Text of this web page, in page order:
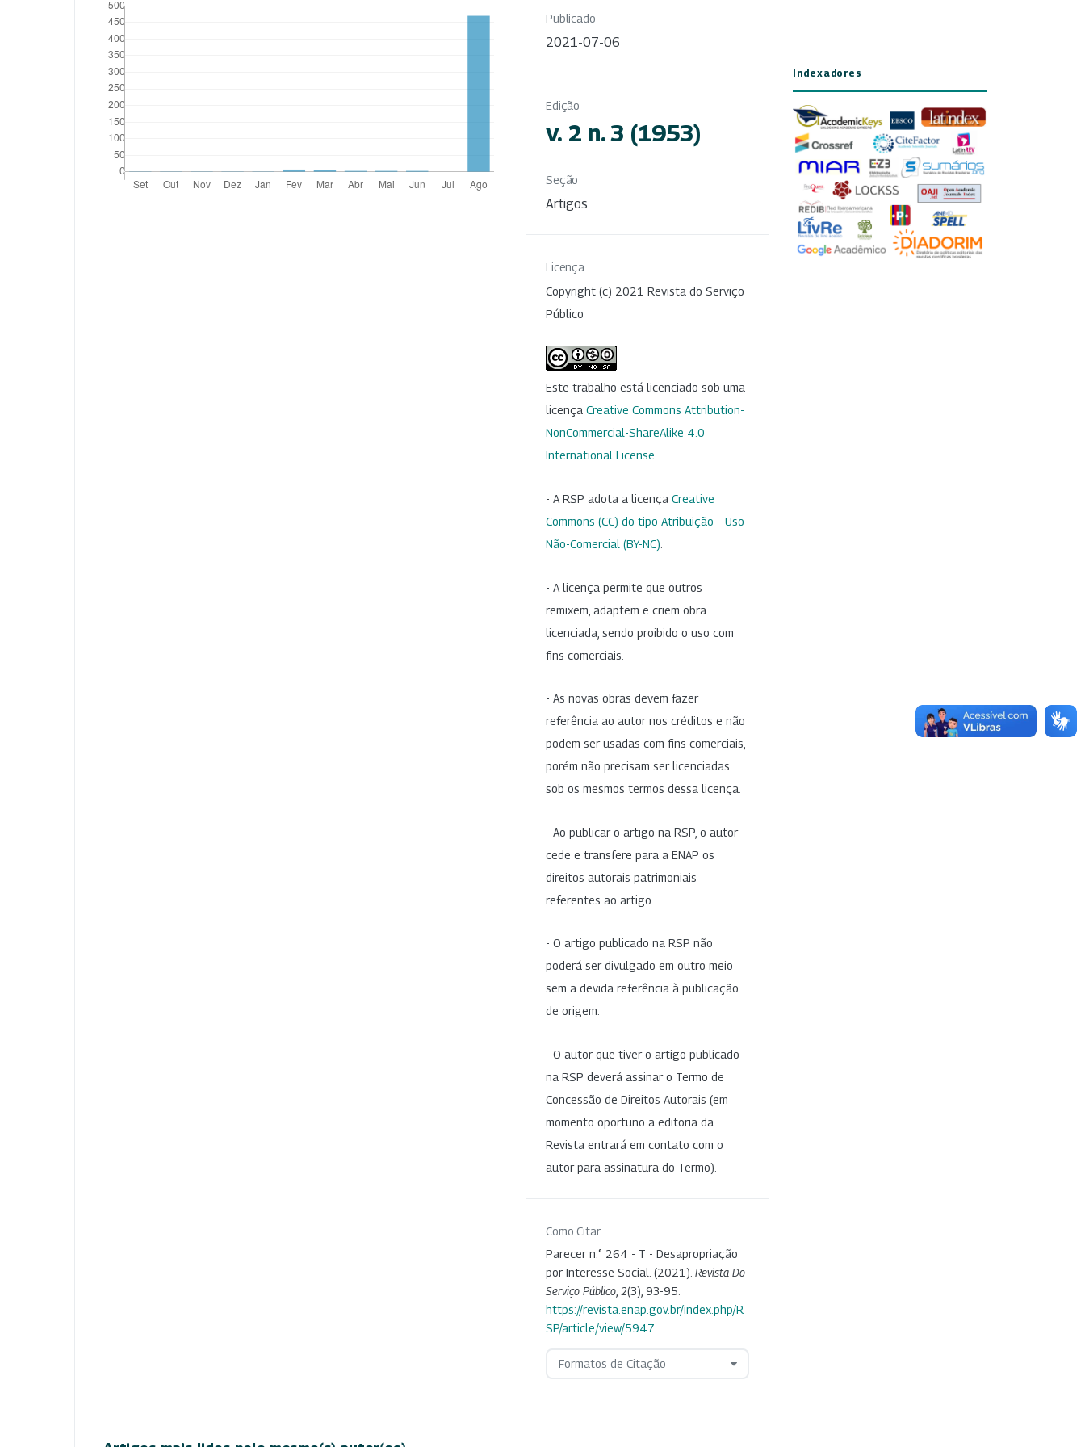
Publicado
2021-07-06
Edição
v. 2 n. 3 (1953)
Seção
Artigos
Licença
Copyright (c) 2021 Revista do Serviço
Público
Este trabalho está licenciado sob uma
licença Creative Commons Attribution-
NonCommercial-ShareAlike 4.0
International License
- A RSP adota a licença Creative
Commons (CC) do tipo Atribuição – Uso
Não-Comercial (BY-NC)
- A licença permite que outros
remixem, adaptem e criem obra
licenciada, sendo proibido o uso com
fins comerciais.
- As novas obras devem fazer
referência ao autor nos créditos e não
podem ser usadas com fins comerciais,
porém não precisam ser licenciadas
sob os mesmos termos dessa licença.
- Ao publicar o artigo na RSP, o autor
cede e transfere para a ENAP os
direitos autorais patrimoniais
referentes ao artigo.
- O artigo publicado na RSP não
poderá ser divulgado em outro meio
sem a devida referência à publicação
de origem.
- O autor que tiver o artigo publicado
na RSP deverá assinar o Termo de
Concessão de Direitos Autorais (em
momento oportuno a editoria da
Revista entrará em contato com o
autor para assinatura do Termo).
Como Citar
Parecer n.° 264 - T - Desapropriação
por Interesse Social. (2021). Revista Do
Serviço Público 2(3), 93-95.
https://revista.enap.gov.br/index.php/R
SP/article/view/5947
Formatos de Citação
Indexadores